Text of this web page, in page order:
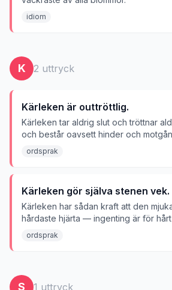
idiom
K 2 uttryck
Kärleken är outtröttlig.
Kärleken tar aldrig slut och tröttnar
och består oavsett hinder och
ordsprak
Kärleken gör själva stenen vek.
Kärleken har sådan kraft att den
hårdaste hjärta — ingenting är för
påverkan.
ordsprak
S 1 uttryck